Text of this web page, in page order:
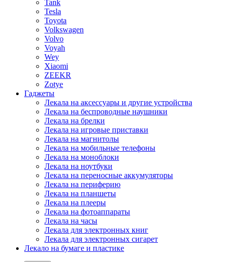
Tank
Tesla
Toyota
Volkswagen
Volvo
Voyah
Wey
Xiaomi
ZEEKR
Zotye
Гаджеты
Лекала на аксессуары и другие устройства
Лекала на беспроводные наушники
Лекала на брелки
Лекала на игровые приставки
Лекала на магнитолы
Лекала на мобильные телефоны
Лекала на моноблоки
Лекала на ноутбуки
Лекала на переносные аккумуляторы
Лекала на периферию
Лекала на планшеты
Лекала на плееры
Лекала на фотоаппараты
Лекала на часы
Лекала для электронных книг
Лекала для электронных сигарет
Лекало на бумаге и пластике